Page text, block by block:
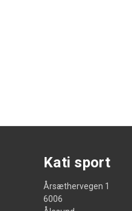
Kati sport
Årsæthervegen 1
6006